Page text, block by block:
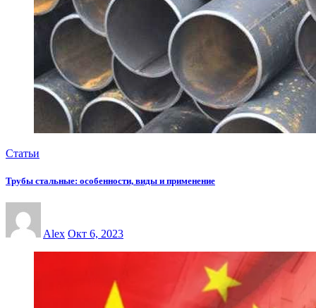
Статьи
Трубы стальные: особенности, виды и применение
Alex Окт 6, 2023